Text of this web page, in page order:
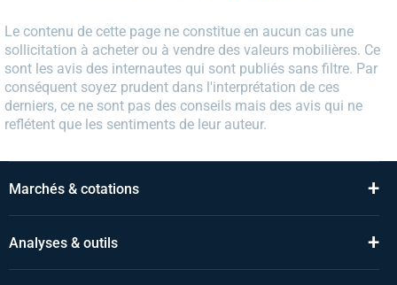
Le contenu de cette page ne constitue en aucun cas une
sollicitation à acheter ou à vendre des valeurs mobilières. Ce
sont les avis des internautes qui sont publiés sans filtre. Par
conséquent soyez prudent dans l'interprétation de ces
derniers, ce ne sont pas des conseils mais des avis qui ne
reflétent que les sentiments de leur auteur.
Marchés & cotations +
Analyses & outils +